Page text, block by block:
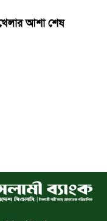
আশা শেষ